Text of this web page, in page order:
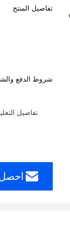
تفاصيل المنتج
شروط الدفع
تفاصيل